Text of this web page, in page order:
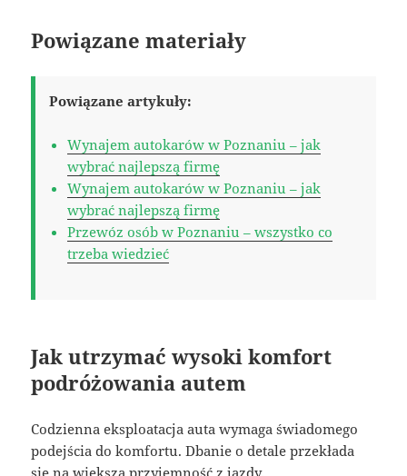
Powiązane materiały
Powiązane artykuły:
Wynajem autokarów w Poznaniu – jak
wybrać najlepszą firmę
Wynajem autokarów w Poznaniu – jak
wybrać najlepszą firmę
Przewóz osób w Poznaniu – wszystko co
trzeba wiedzieć
Jak utrzymać wysoki komfort
podróżowania autem
Codzienna eksploatacja auta wymaga świadomego
podejścia do komfortu. Dbanie o detale przekłada
się na większą przyjemność z jazdy.